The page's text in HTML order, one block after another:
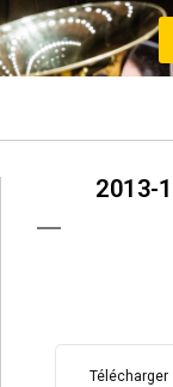
2013-
Télécharger